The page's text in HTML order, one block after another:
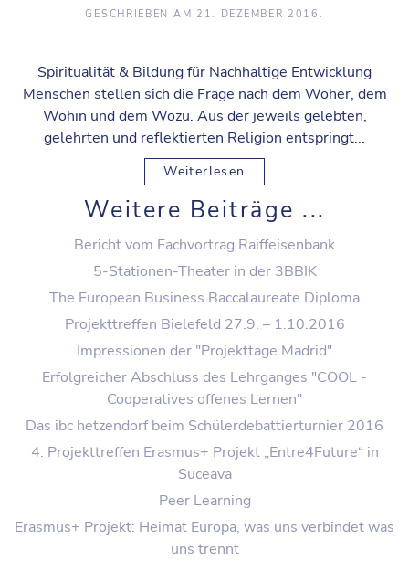
GESCHRIEBEN AM 21. DEZEMBER 2016 .
Spiritualität & Bildung für Nachhaltige Entwicklung
Menschen stellen sich die Frage nach dem Woher, dem
Wohin und dem Wozu. Aus der jeweils gelebten,
gelehrten und reflektierten Religion entspringt...
Weiterlesen
Weitere Beiträge ...
Bericht vom Fachvortrag Raiffeisenbank
5-Stationen-Theater in der 3BBIK
The European Business Baccalaureate Diploma
Projekttreffen Bielefeld 27.9. – 1.10.2016
Impressionen der "Projekttage Madrid"
Erfolgreicher Abschluss des Lehrganges "COOL -
Cooperatives offenes Lernen"
Das ibc hetzendorf beim Schülerdebattierturnier 2016
4. Projekttreffen Erasmus+ Projekt „Entre4Future“ in
Suceava
Peer Learning
Erasmus+ Projekt: Heimat Europa, was uns verbindet was
uns trennt